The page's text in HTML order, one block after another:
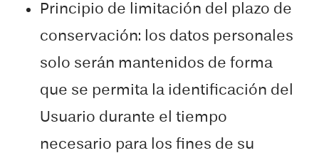
Principio de limitación del plazo de
conservación: los datos personales
solo serán mantenidos de forma
que se permita la identificación del
Usuario durante el tiempo
necesario para los fines de su